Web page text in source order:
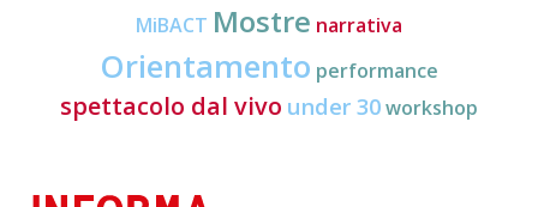
MiBACT Mostre narrativa
Orientamento performance
spettacolo dal vivo under 30workshop